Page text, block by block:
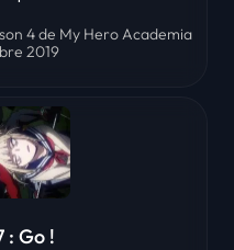
4 de My Hero Academia
2019
: Go !